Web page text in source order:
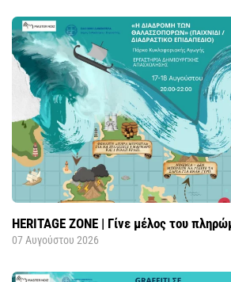
HERITAGE ZONE | Γίνε μέλος του
07 Αυγούστου 2026